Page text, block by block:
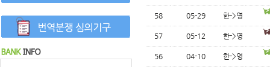
58 05-29 한->영
57 05-12 한->영
56 04-10 한->영